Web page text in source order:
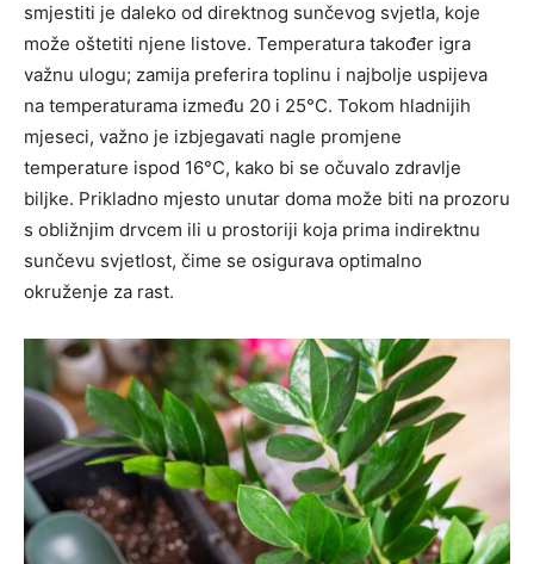
smjestiti je daleko od direktnog sunčevog svjetla, koje
može oštetiti njene listove. Temperatura također igra
važnu ulogu; zamija preferira toplinu i najbolje uspijeva
na temperaturama između 20 i 25°C. Tokom hladnijih
mjeseci, važno je izbjegavati nagle promjene
temperature ispod 16°C, kako bi se očuvalo zdravlje
biljke. Prikladno mjesto unutar doma može biti na prozoru
s obližnjim drvcem ili u prostoriji koja prima indirektnu
sunčevu svjetlost, čime se osigurava optimalno
okruženje za rast.